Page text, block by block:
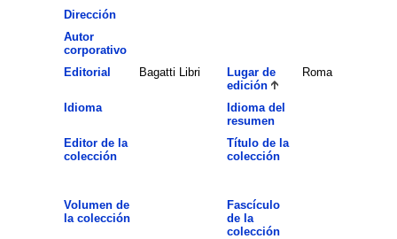
Dirección
Autor
corporativo
Editorial
Bagatti Libri
Lugar de
edición
Roma
Idioma
Idioma del
resumen
Editor de la
colección
Título de la
colección
Volumen de
la colección
Fascículo
de la
colección